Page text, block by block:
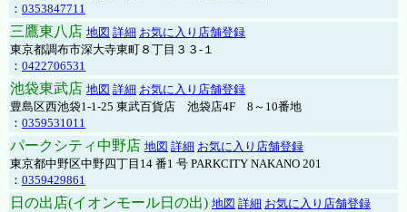
： 0353847711
三鷹東八店 地図 詳細 お気に入り店舗登録
東京都調布市深大寺東町８丁目３３-１
： 0422706531
池袋東武店 地図 詳細 お気に入り店舗登録
豊島区西池袋1-1-25 東武百貨店 池袋店4F 8～10番地
： 0359531011
パークシティ中野店 地図 詳細 お気に入り店舗登録
東京都中野区中野四丁目14 番1 号 PARKCITY NAKANO 201
： 0359429861
日の出店(イオンモール日の出) 地図 詳細 お気に入り店舗登録